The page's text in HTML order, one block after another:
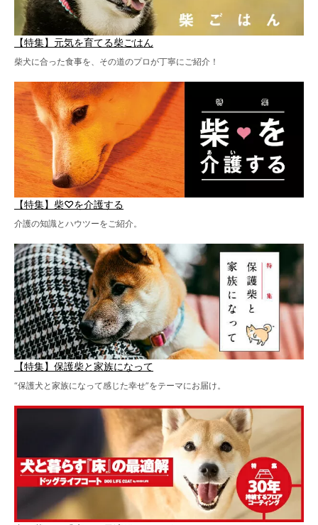
【特集】元気を育てる柴ごはん
柴犬に合った食事を、その道のプロが丁寧にご紹介！
【特集】柴♡を介護する
介護の知識とハウツーをご紹介。
【特集】保護柴と家族になって
“保護犬と家族になって感じた幸せ”をテーマにお届け。